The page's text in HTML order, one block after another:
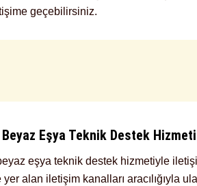
geçebilirsiniz.
Eşya Teknik Destek Hizmeti
eşya teknik destek hizmetiyle
yer alan iletişim kanalları aracılığıyla